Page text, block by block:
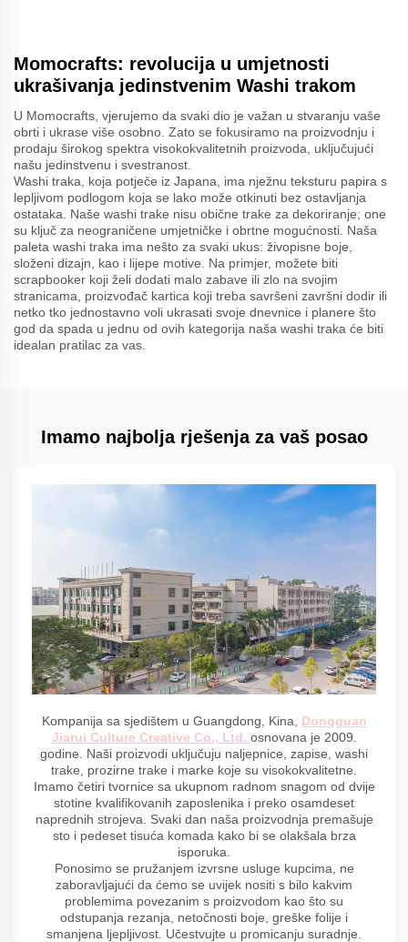
Momocrafts: revolucija u umjetnosti
ukrašivanja jedinstvenim Washi trakom
U Momocrafts, vjerujemo da svaki dio je važan u stvaranju vaše
obrti i ukrase više osobno. Zato se fokusiramo na proizvodnju i
prodaju širokog spektra visokokvalitetnih proizvoda, uključujući
našu jedinstvenu i svestranost.
Washi traka, koja potječe iz Japana, ima nježnu teksturu papira s
lepljivom podlogom koja se lako može otkinuti bez ostavljanja
ostataka. Naše washi trake nisu obične trake za dekoriranje; one
su ključ za neograničene umjetničke i obrtne mogućnosti. Naša
paleta washi traka ima nešto za svaki ukus: živopisne boje,
složeni dizajn, kao i lijepe motive. Na primjer, možete biti
scrapbooker koji želi dodati malo zabave ili zlo na svojim
stranicama, proizvođač kartica koji treba savršeni završni dodir ili
netko tko jednostavno voli ukrasati svoje dnevnice i planere što
god da spada u jednu od ovih kategorija naša washi traka će biti
idealan pratilac za vas.
Imamo najbolja rješenja za vaš posao
Kompanija sa sjedištem u Guangdong, Kina, Dongguan
Jiarui Culture Creative Co., Ltd. osnovana je 2009.
godine. Naši proizvodi uključuju naljepnice, zapise, washi
trake, prozirne trake i marke koje su visokokvalitetne.
Imamo četiri tvornice sa ukupnom radnom snagom od dvije
stotine kvalifikovanih zaposlenika i preko osamdeset
naprednih strojeva. Svaki dan naša proizvodnja premašuje
sto i pedeset tisuća komada kako bi se olakšala brza
isporuka.
Ponosimo se pružanjem izvrsne usluge kupcima, ne
zaboravljajući da ćemo se uvijek nositi s bilo kakvim
problemima povezanim s proizvodom kao što su
odstupanja rezanja, netočnosti boje, greške folije i
smanjena ljepljivost. Učestvujte u promicanju suradnje.